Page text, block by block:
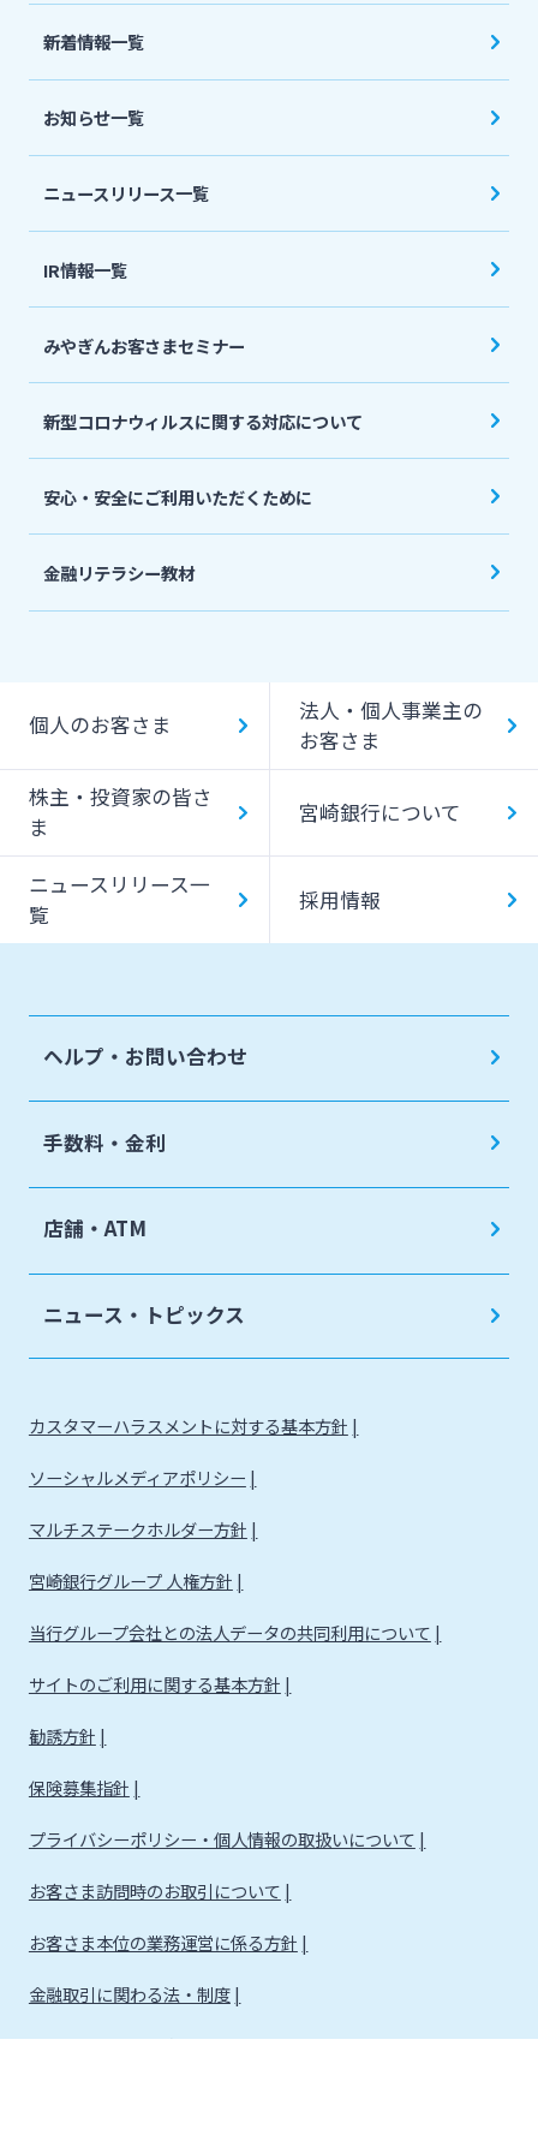
法人・個人事業主のお客さま
宮崎銀行について
ニュースリリース一覧
採用情報
お問い合わせ先一覧
新着情報一覧
お知らせ一覧
ニュースリリース一覧
IR情報一覧
みやぎんお客さまセミナー
新型コロナウィルスに関する対応について
安心・安全にご利用いただくために
金融リテラシー教材
個人のお客さま
法人・個人事業主の
お客さま
株主・投資家の皆さ
ま
宮崎銀行について
ニュースリリース一
覧
採用情報
ヘルプ・お問い合わせ
手数料・金利
店舗・ATM
ニュース・トピックス
カスタマーハラスメントに対する基本方針
ソーシャルメディアポリシー
マルチステークホルダー方針
宮崎銀行グループ 人権方針
当行グループ会社との法人データの共同利用について
サイトのご利用に関する基本方針
勧誘方針
保険募集指針
プライバシーポリシー・個人情報の取扱いについて
お客さま訪問時のお取引について
お客さま本位の業務運営に係る方針
金融取引に関わる法・制度
金融取引に関わる方針